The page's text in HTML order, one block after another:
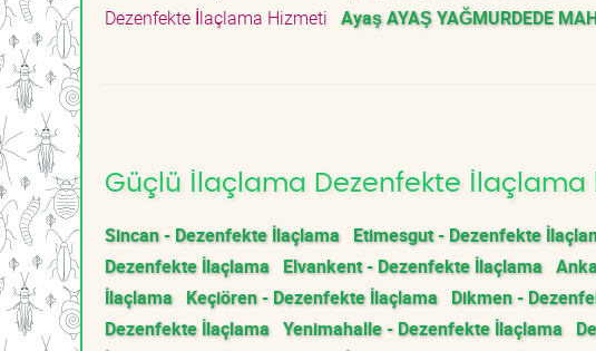
Dezenfekte İlaçlama Hizmeti Ayaş AYAŞ YAĞMURDEDE
Güçlü İlaçlama Dezenfekte
Sincan - Dezenfekte İlaçlama Etimesgut - Dezenfekte
Dezenfekte İlaçlama Elvankent - Dezenfekte İlaçlama
İlaçlama Keçiören - Dezenfekte İlaçlama Dikmen -
Dezenfekte İlaçlama Yenimahalle - Dezenfekte İlaçlama